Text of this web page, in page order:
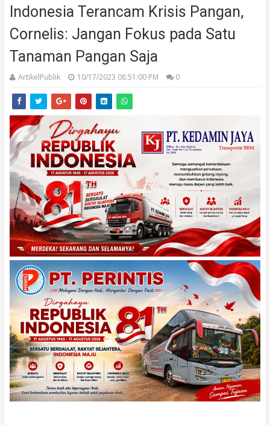
Indonesia Terancam Krisis Pangan,
Cornelis: Jangan Fokus pada Satu
Tanaman Pangan Saja
ArtikelPublik 10/17/2023 08:51:00 PM 0